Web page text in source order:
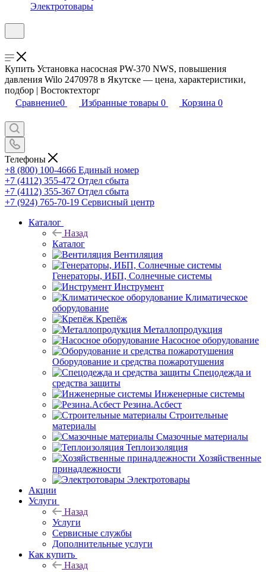
Электротовары
Купить Установка насосная PW-370 NWS, повышения
давления Wilo 2470978 в Якутске — цена, характеристики,
подбор | Востоктехторг
Сравнение0 Избранные товары 0 Корзина 0
Телефоны
+8 (800) 100-4666 Единый номер
+7 (4112) 355-472 Отдел сбыта
+7 (4112) 355-367 Отдел сбыта
+7 (924) 765-70-19 Сервисный центр
Каталог
Назад
Каталог
Вентиляция
Генераторы, ИБП, Солнечные системы
Инструмент
Климатическое
оборудование
Крепёж
Металлопродукция
Насосное оборудование
Оборудование и средства пожаротушения
Спецодежда и
средства защиты
Инженерные системы
Резина.Асбест
Строительные
материалы
Смазочные материалы
Теплоизоляция
Хозяйственные
принадлежности
Электротовары
Акции
Услуги
Назад
Услуги
Сервисные службы
Дополнительные услуги
Как купить
Назад